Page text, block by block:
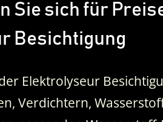
Sie sich für
Besichtigung
Elektrolyseur
Verdichtern,